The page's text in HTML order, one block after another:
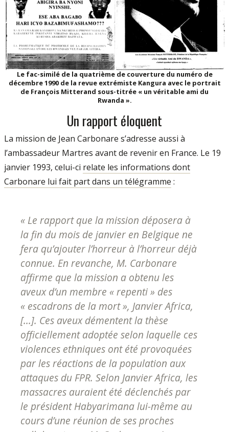
Le fac-similé de la quatrième de couverture du numéro de
décembre 1990 de la revue extrémiste Kangura avec le portrait
de François Mitterand sous-titrée « un véritable ami du
Rwanda ».
Un rapport éloquent
La mission de Jean Carbonare s’adresse aussi à
l’ambassadeur Martres avant de revenir en France. Le 19
janvier 1993, celui-ci relate les informations dont
Carbonare lui fait part dans un télégramme :
« Le rapport que la mission déposera à
la fin du mois de janvier en Belgique ne
fera qu’ajouter l’horreur à l’horreur déjà
connue. En revanche, M. Carbonare
affirme que la mission a obtenu les
aveux d’un membre « repenti » des
« escadrons de la mort », Janvier Africa,
[...]. Ces aveux démentent la thèse
officiellement adoptée selon laquelle ces
violences ethniques ont été provoquées
par les réactions de la population aux
attaques du FPR. Selon Janvier Africa, les
massacres auraient été déclenchés par
le président Habyarimana lui-même au
cours d’une réunion de ses proches